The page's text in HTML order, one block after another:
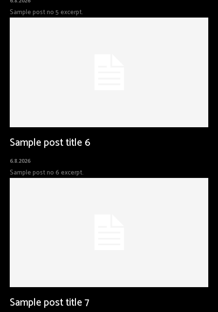
Sample post no 5 excerpt.
Sample post title 6
6.8.2026
Sample post no 6 excerpt.
Sample post title 7